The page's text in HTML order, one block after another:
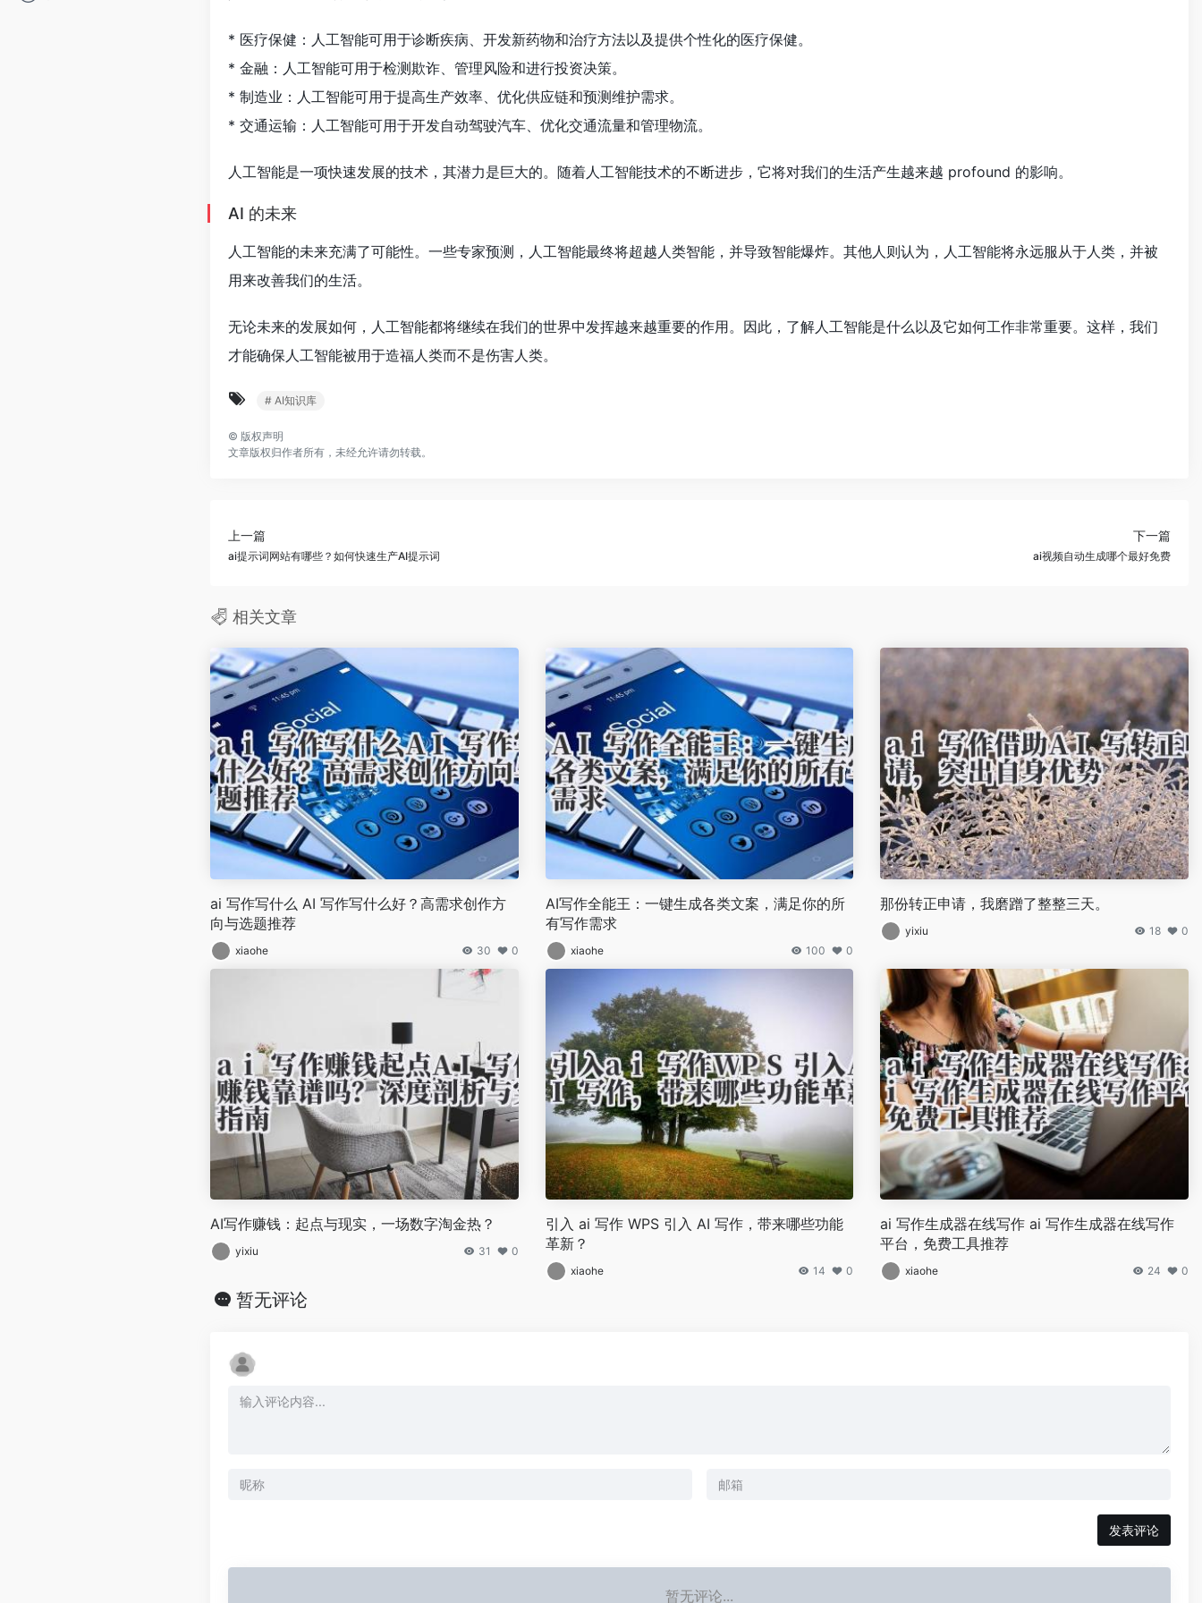
* 医疗保健：人工智能可用于诊断疾病、开发新药物和治疗方法以及提供个性化的医疗保健。
* 金融：人工智能可用于检测欺诈、管理风险和进行投资决策。
* 制造业：人工智能可用于提高生产效率、优化供应链和预测维护需求。
* 交通运输：人工智能可用于开发自动驾驶汽车、优化交通流量和管理物流。
人工智能是一项快速发展的技术，其潜力是巨大的。随着人工智能技术的不断进步，它将对我们的生活产生越来越 profound 的影响。
AI 的未来
人工智能的未来充满了可能性。一些专家预测，人工智能最终将超越人类智能，并导致智能爆炸。其他人则认为，人工智能将永远服从于人类，并被
用来改善我们的生活。
无论未来的发展如何，人工智能都将继续在我们的世界中发挥越来越重要的作用。因此，了解人工智能是什么以及它如何工作非常重要。这样，我们
才能确保人工智能被用于造福人类而不是伤害人类。
# AI知识库
© 版权声明
文章版权归作者所有，未经允许请勿转载。
上一篇
ai提示词网站有哪些？如何快速生产AI提示词
下一篇
ai视频自动生成哪个最好免费
相关文章
ai 写作写什么 AI 写作写什么好？高需求创作方
向与选题推荐
xiaohe 30 0
AI写作全能王：一键生成各类文案，满足你的所
有写作需求
xiaohe 100 0
那份转正申请，我磨蹭了整整三天。
yixiu 18 0
AI写作赚钱：起点与现实，一场数字淘金热？
yixiu 31 0
引入 ai 写作 WPS 引入 AI 写作，带来哪些功能
革新？
xiaohe 14 0
ai 写作生成器在线写作 ai 写作生成器在线写作
平台，免费工具推荐
xiaohe 24 0
暂无评论
发表评论
暂无评论...